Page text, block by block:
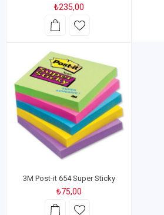
₺235,00
3M Post-it 654 Super Sticky
₺75,00